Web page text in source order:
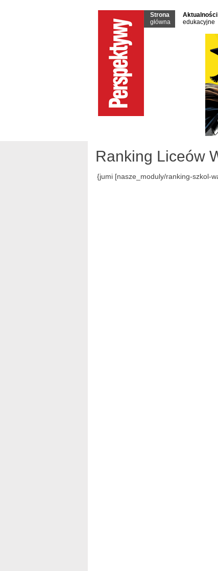
Strona
główna
Aktualności
edukacyjne
Ranking Liceów
{jumi [nasze_moduly/ranking-szkol-